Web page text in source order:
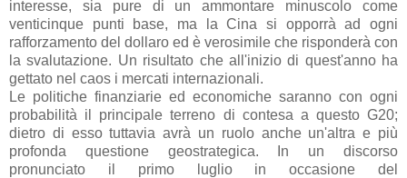
interesse, sia pure di un ammontare minuscolo come
venticinque punti base, ma la Cina si opporrà ad ogni
rafforzamento del dollaro ed è verosimile che risponderà con
la svalutazione. Un risultato che all'inizio di quest'anno ha
gettato nel caos i mercati internazionali.
Le politiche finanziarie ed economiche saranno con ogni
probabilità il principale terreno di contesa a questo G20;
dietro di esso tuttavia avrà un ruolo anche un'altra e più
profonda questione geostrategica. In un discorso
pronunciato il primo luglio in occasione del